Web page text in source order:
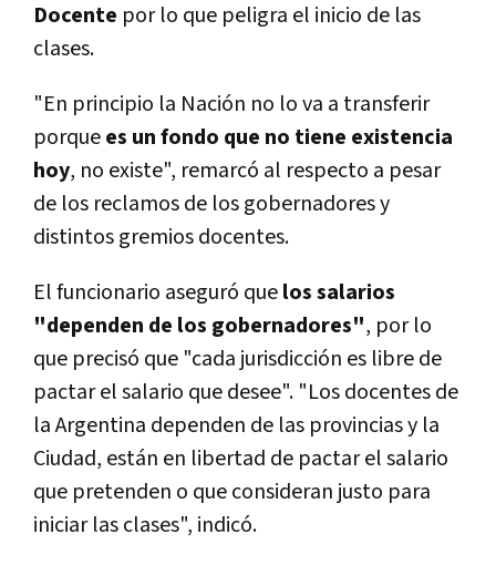
Docente por lo que peligra el inicio de las
clases.
"En principio la Nación no lo va a transferir
porquees un fondo que no tiene existencia
hoy, no existe", remarcó al respecto a pesar
de los reclamos de los gobernadores y
distintos gremios docentes.
El funcionario aseguró quelos salarios
"dependen de los gobernadores", por lo
que precisó que "cada jurisdicción es libre de
pactar el salario que desee". "Los docentes de
la Argentina dependen de las provincias y la
Ciudad, están en libertad de pactar el salario
que pretenden o que consideran justo para
iniciar las clases", indicó.